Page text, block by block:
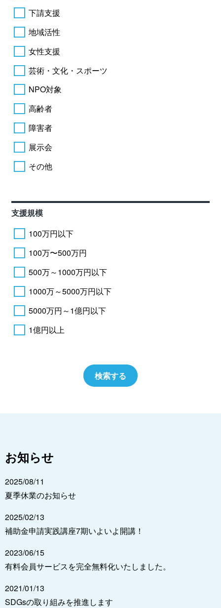
下請支援
地域活性
女性支援
芸術・文化・スポーツ
NPO対象
高齢者
障害者
展示会
その他
支援規模
100万円以下
100万〜500万円
500万～1000万円以下
1000万～5000万円以下
5000万円～1億円以下
1億円以上
お知らせ
2025/08/11
夏季休業のお知らせ
2025/02/13
補助金申請実践講座7期いよいよ開講！
2023/06/15
有料会員サービスを完全無料化いたしました。
2021/01/13
SDGsの取り組みを推進します